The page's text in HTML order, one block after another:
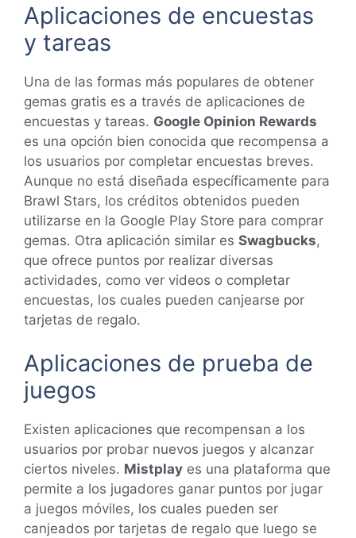
Aplicaciones de encuestas
y tareas
Una de las formas más populares de obtener
gemas gratis es a través de aplicaciones de
encuestas y tareas. Google Opinion Rewards
es una opción bien conocida que recompensa a
los usuarios por completar encuestas breves.
Aunque no está diseñada específicamente para
Brawl Stars, los créditos obtenidos pueden
utilizarse en la Google Play Store para comprar
gemas. Otra aplicación similar es Swagbucks,
que ofrece puntos por realizar diversas
actividades, como ver videos o completar
encuestas, los cuales pueden canjearse por
tarjetas de regalo.
Aplicaciones de prueba de
juegos
Existen aplicaciones que recompensan a los
usuarios por probar nuevos juegos y alcanzar
ciertos niveles. Mistplay es una plataforma que
permite a los jugadores ganar puntos por jugar
a juegos móviles, los cuales pueden ser
canjeados por tarjetas de regalo que luego se